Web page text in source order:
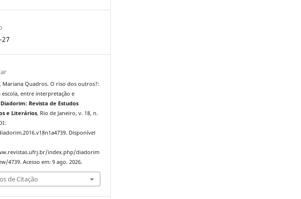
27
Mariana Quadros. O riso dos outros?:
escola, entre interpretação e
Diadorim: Revista de Estudos
e Literários, Rio de Janeiro, v. 18, n.
Disponível
index.php/diadorim
4739. Acesso em: 9 ago. 2026.
de Citação